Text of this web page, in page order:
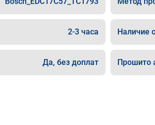
поехало,
двигаться в
В общем
прямого пути!
2-3 часа Наличие
Да, без доплат Прошито